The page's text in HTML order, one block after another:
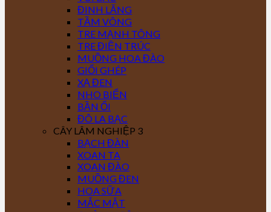
ĐINH LĂNG
TẦM VÔNG
TRE MẠNH TÔNG
TRE ĐIỀN TRÚC
MUỒNG HOA ĐÀO
GIỔI GHÉP
XẠ ĐEN
NHO BIỂN
BẦN ỔI
ĐÔ LA BẠC
CÂY LÂM NGHIỆP 3
BẠCH ĐÀN
XOAN TA
XOAN ĐÀO
MUỒNG ĐEN
HOA SỮA
MẮC MẬT